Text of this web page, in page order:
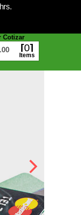
Cotizar
0
Items